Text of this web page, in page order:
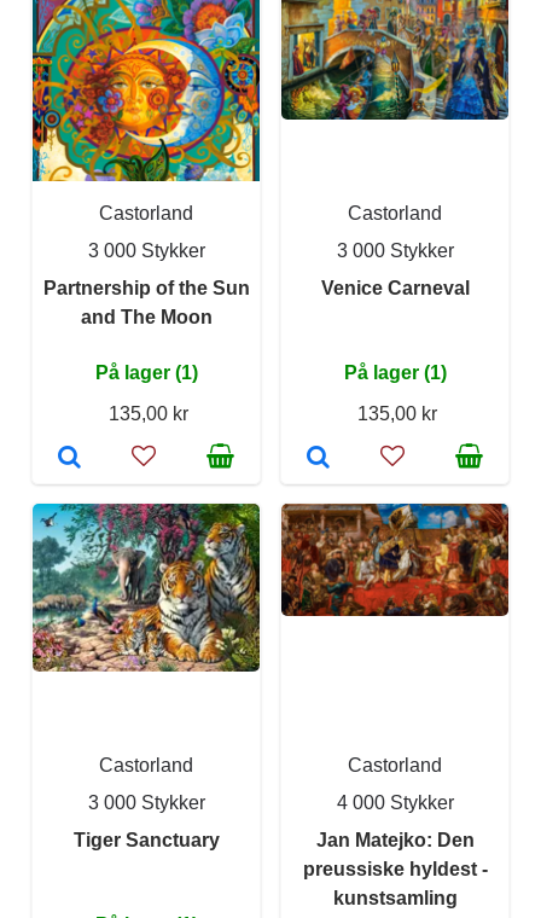
Castorland
3 000 Stykker
Partnership of the Sun
and The Moon
På lager (1)
135,00 kr
Castorland
3 000 Stykker
Venice Carneval
På lager (1)
135,00 kr
Castorland
3 000 Stykker
Tiger Sanctuary
Castorland
4 000 Stykker
Jan Matejko: Den
preussiske hyldest -
kunstsamling